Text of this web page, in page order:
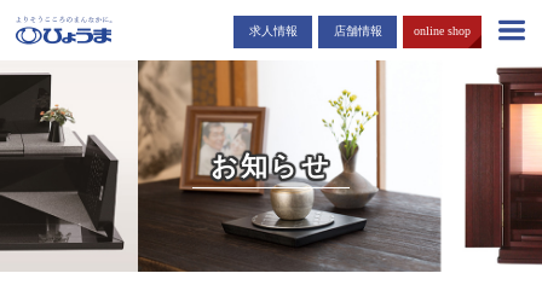
島根・広島市でお仏壇・お墓を販売する「ひょうま」から耳寄りな情報
をお届けします。
求人情報 店舗情報 online shop
お知らせ